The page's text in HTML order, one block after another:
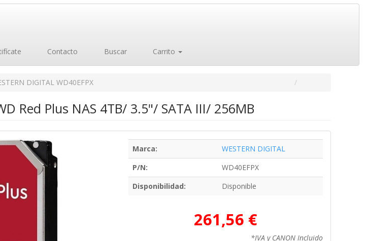
Contacto Buscar Carrito
DIGITAL WD40EFPX
Red Plus NAS 4TB/ 3.5"/ SATA III/ 256MB
Marca:
WESTERN DIGITAL
P/N:
WD40EFPX
Disponibilidad:
Disponible
261,56 €
*IVA y CANON Incluido